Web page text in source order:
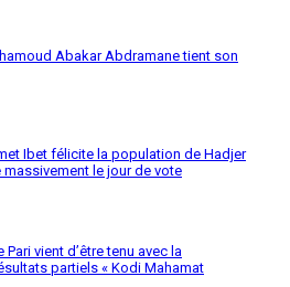
Abakar Abdramane tient son
Ibet félicite la population de Hadjer
massivement le jour de vote
Pari vient d’être tenu avec la
partiels « Kodi Mahamat